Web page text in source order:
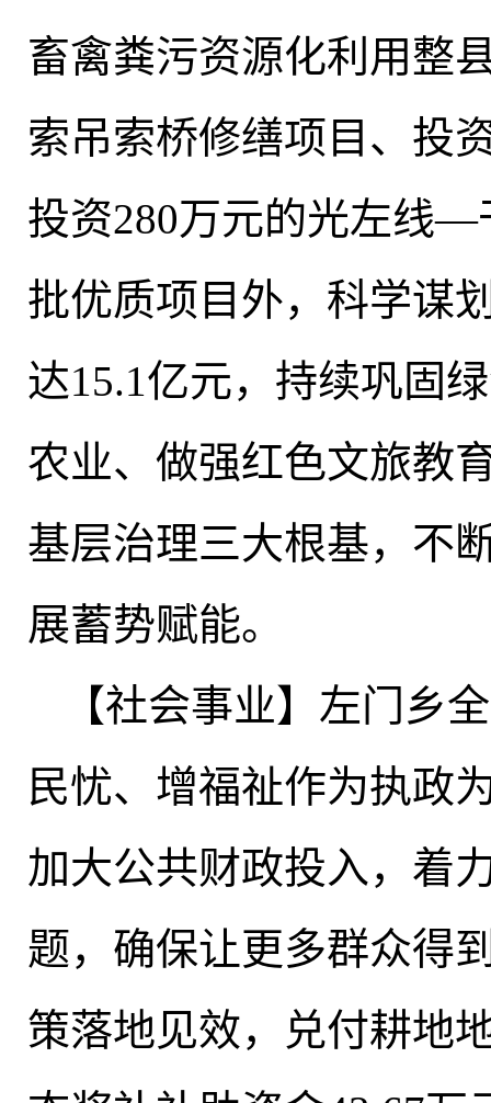
畜禽粪污资源化利用整
索吊索桥修缮项目、投
投资280万元的光左线—
批优质项目外，科学谋
达15.1亿元，持续巩固
农业、做强红色文旅教
基层治理三大根基， 不
展蓄势赋能。
【社会事业】左门乡
民忧、增福祉作为执政
加大公共财政投入，着
题， 确保让更多群众得
策落地见效，兑付耕地